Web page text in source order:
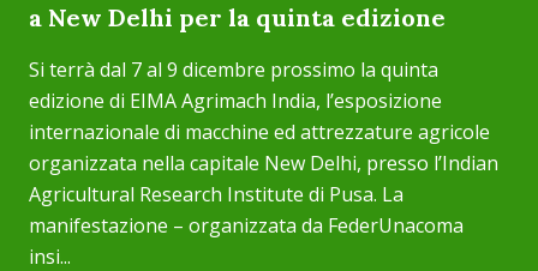
a New Delhi per la quinta edizione
Si terrà dal 7 al 9 dicembre prossimo la quinta
edizione di EIMA Agrimach India, l’esposizione
internazionale di macchine ed attrezzature agricole
organizzata nella capitale New Delhi, presso l’Indian
Agricultural Research Institute di Pusa. La
manifestazione – organizzata da FederUnacoma
insi...